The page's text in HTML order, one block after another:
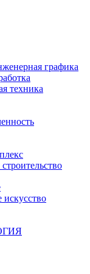
графика
техника
искусство